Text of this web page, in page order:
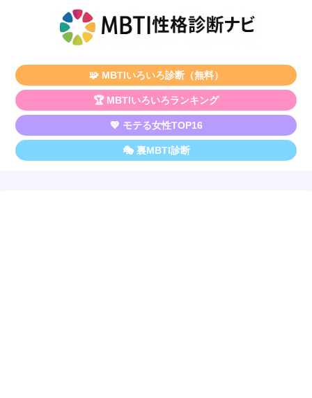
🧩 MBTIいろいろ診断（無料）
🏆 MBTIいろいろランキング
💖 モテる女性TOP16
🎭 裏MBTI診断